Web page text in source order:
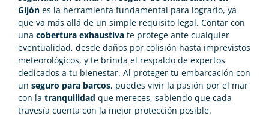
Gijón es la herramienta fundamental para lograrlo, ya
que va más allá de un simple requisito legal. Contar con
una cobertura exhaustiva te protege ante cualquier
eventualidad, desde daños por colisión hasta imprevistos
meteorológicos, y te brinda el respaldo de expertos
dedicados a tu bienestar. Al proteger tu embarcación con
un seguro para barcos, puedes vivir la pasión por el mar
con la tranquilidad que mereces, sabiendo que cada
travesía cuenta con la mejor protección posible.